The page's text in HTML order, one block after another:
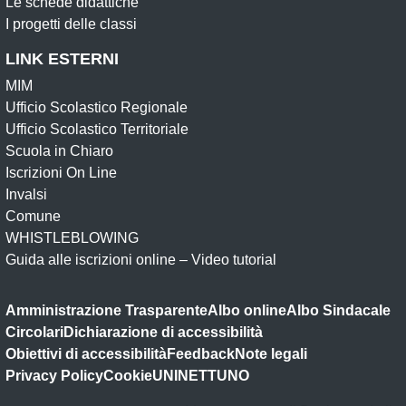
I progetti delle classi
LINK ESTERNI
MIM
Ufficio Scolastico Regionale
Ufficio Scolastico Territoriale
Scuola in Chiaro
Iscrizioni On Line
Invalsi
Comune
WHISTLEBLOWING
Guida alle iscrizioni online – Video tutorial
Amministrazione TrasparenteAlbo onlineAlbo Sindacale
CircolariDichiarazione di accessibilità
Obiettivi di accessibilitàFeedbackNote legali
Privacy PolicyCookieUNINETTUNO